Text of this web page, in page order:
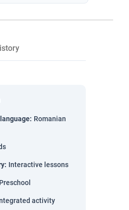
: Romanian
: Interactive lessons
Preschool
activity